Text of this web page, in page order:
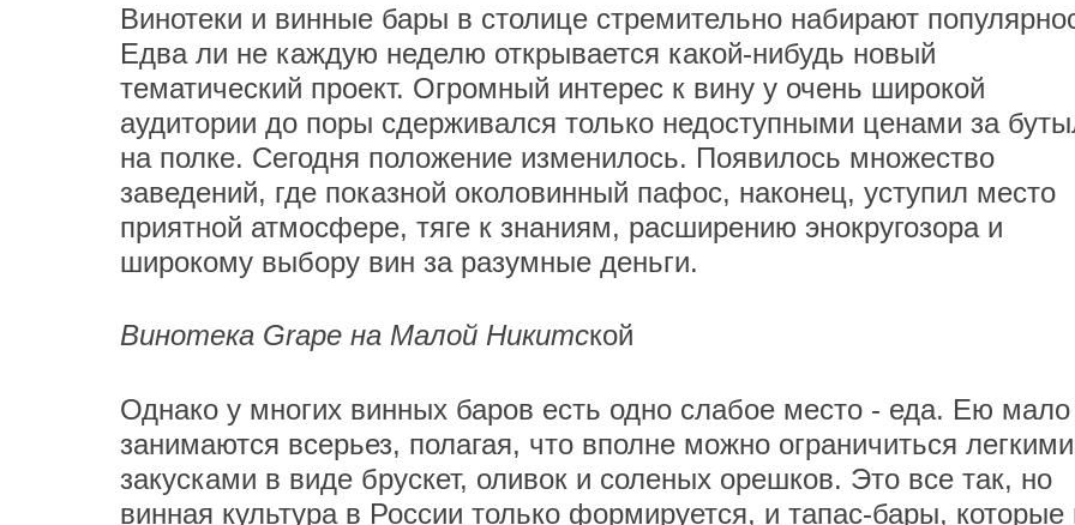
Винотеки и винные бары в столице стремительно набирают
Едва ли не каждую неделю открывается какой-нибудь новый
тематический проект. Огромный интерес к вину у очень широкой
аудитории до поры сдерживался только недоступными ценами за
на полке. Сегодня положение изменилось. Появилось множество
заведений, где показной околовинный пафос, наконец, уступил место
приятной атмосфере, тяге к знаниям, расширению энокругозора и
широкому выбору вин за разумные деньги.
Винотека Grape на Малой Никитской
Однако у многих винных баров есть одно слабое место - еда. Ею мало
занимаются всерьез, полагая, что вполне можно ограничиться легкими
закусками в виде брускет, оливок и соленых орешков. Это все так, но
винная культура в России только формируется, и тапас-бары, которые